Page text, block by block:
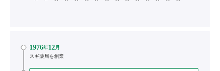
1976年12月
スギ薬局を創業